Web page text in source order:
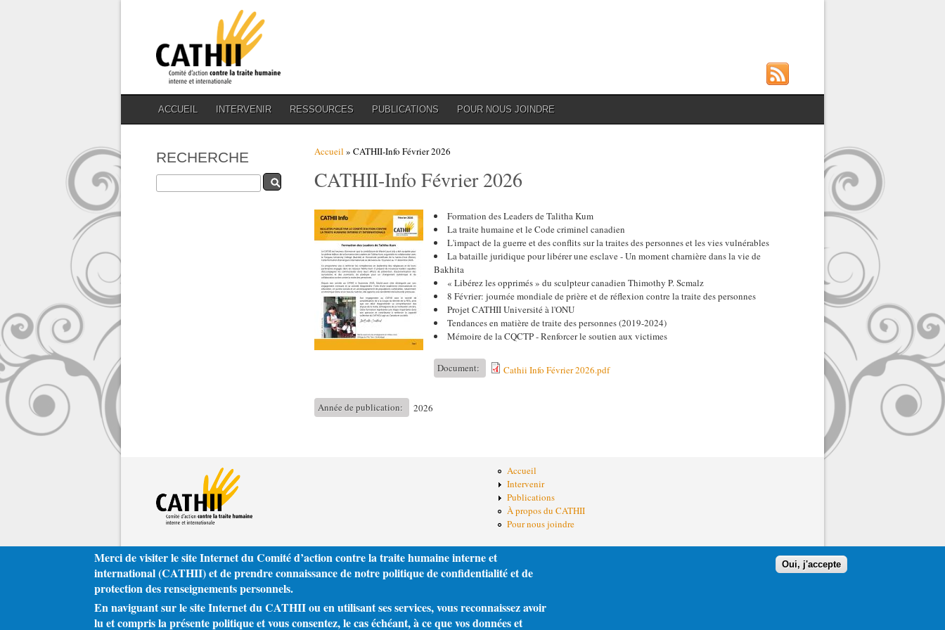
ACCUEIL INTERVENIR RESSOURCES PUBLICATIONS POUR NOUS JOINDRE
RECHERCHE
Rechercher
Vous êtes ici
Accueil » CATHII-Info Février 2026
CATHII-Info Février 2026
Formation des Leaders de Talitha Kum
La traite humaine et le Code criminel canadien
L'impact de la guerre et des conflits sur la traites des personnes et les vies vulnérables
La bataille juridique pour libérer une esclave - Un moment charnière dans la vie de
Bakhita
« Libérez les opprimés » du sculpteur canadien Thimothy P. Scmalz
8 Février: journée mondiale de prière et de réflexion contre la traite des personnes
Projet CATHII Université à l'ONU
Tendances en matière de traite des personnes (2019-2024)
Mémoire de la CQCTP - Renforcer le soutien aux victimes
Document: Cathii Info Février 2026.pdf
Année de publication: 2026
Accueil
Intervenir
Publications
À propos du CATHII
Pour nous joindre
Merci de visiter le site Internet du Comité d’action contre la traite humaine interne et
international (CATHII) et de prendre connaissance de notre politique de confidentialité et de
protection des renseignements personnels.
En naviguant sur le site Internet du CATHII ou en utilisant ses services, vous reconnaissez avoir
lu et compris la présente politique et vous consentez, le cas échéant, à ce que vos données et
Oui, j'accepte